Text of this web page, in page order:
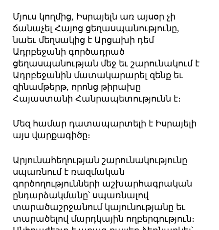
Մյուս կողմից, Իսրայելն առ այսօր չի
ճանաչել Հայոց ցեղասպանությունը,
նաեւ մեղսակից է Արցախի դեմ
Ադրբեջանի գործադրած
ցեղասպանության մեջ եւ շարունակում է
Ադրբեջանին մատակարարել զենք եւ
զինամթերթ, որոնց թիրախը
Հայաստանի Հանրապետությունն է։
Մեզ համար դատապարտելի է Իսրայելի
այս վարքագիծը։
Արյունահեղության շարունակությունը
սպառնում է ռազմական
գործողությունների աշխարհագրական
ընդարձակմանը՝ սպառնալով
տարածաշրջանում կայունությանը եւ
տարածելով մարդկային ողբերգություն։